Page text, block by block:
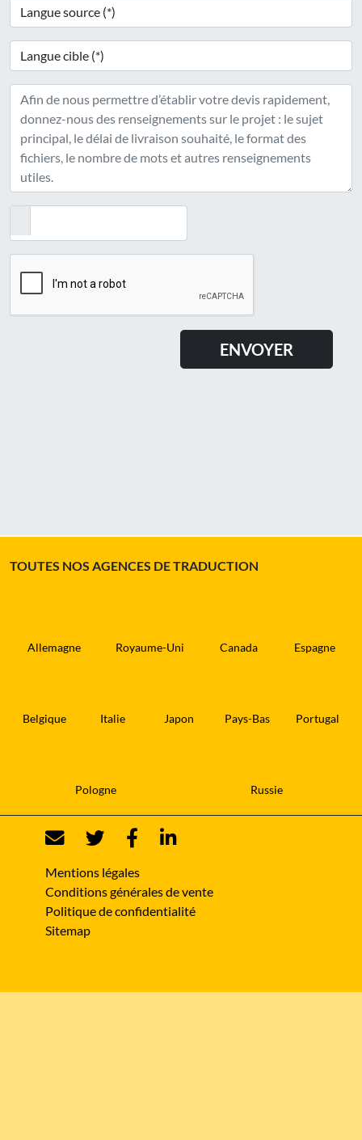
TOUTES NOS AGENCES DE TRADUCTION
Allemagne Royaume-Uni Canada Espagne
Belgique Italie Japon Pays-Bas Portugal
Pologne Russie
Mentions légales
Conditions générales de vente
Politique de confidentialité
Sitemap